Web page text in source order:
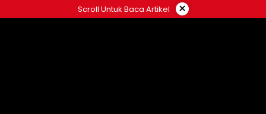
to
Scroll Untuk Baca Artikel ×